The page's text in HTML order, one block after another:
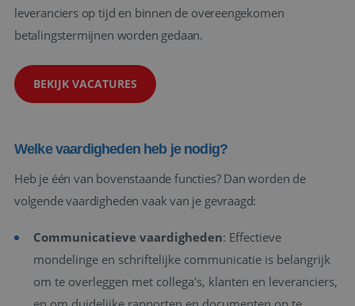
leveranciers op tijd en binnen de overeengekomen
betalingstermijnen worden gedaan.
BEKIJK VACATURES
Welke vaardigheden heb je nodig?
Heb je één van bovenstaande functies? Dan worden de
volgende vaardigheden vaak van je gevraagd:
Communicatieve vaardigheden: Effectieve
mondelinge en schriftelijke communicatie is belangrijk
om te overleggen met collega's, klanten en leveranciers,